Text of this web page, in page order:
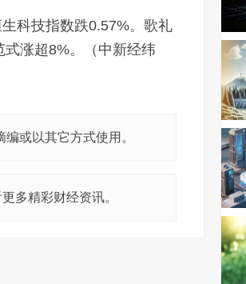
科技指数跌0.57%。歌礼
涨超8%。（中新经纬
或以其它方式使用。
多精彩财经资讯。